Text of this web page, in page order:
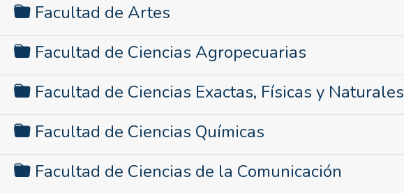
Facultad de Artes
Facultad de Ciencias Agropecuarias
Facultad de Ciencias Exactas, Físicas y Naturales
Facultad de Ciencias Químicas
Facultad de Ciencias de la Comunicación